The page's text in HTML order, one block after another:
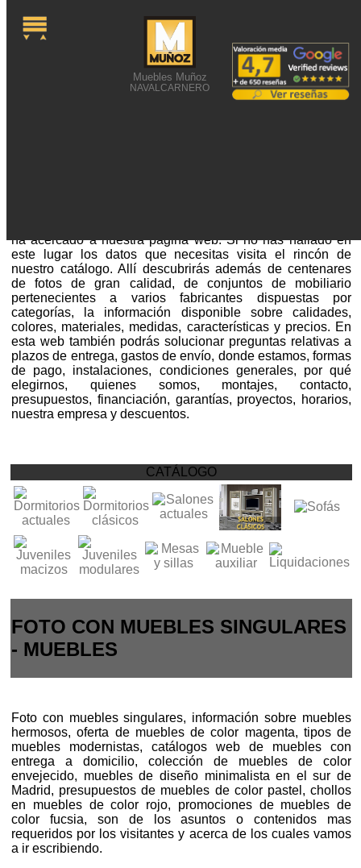
Muebles Muñoz
NAVALCARNERO
ha acercado a nuestra página web. Si no has hallado en
este lugar los datos que necesitas visita el rincón de
nuestro catálogo. Allí descubrirás además de centenares
de fotos de gran calidad, de conjuntos de mobiliario
pertenecientes a varios fabricantes dispuestas por
categorías, la información disponible sobre calidades,
colores, materiales, medidas, características y precios. En
esta web también podrás solucionar preguntas relativas a
plazos de entrega, gastos de envío, donde estamos, formas
de pago, instalaciones, condiciones generales, por qué
elegirnos, quienes somos, montajes, contacto,
presupuestos, financiación, garantías, proyectos, horarios,
nuestra empresa y descuentos.
CATÁLOGO
FOTO CON MUEBLES SINGULARES
- MUEBLES
Foto con muebles singulares, información sobre muebles
hermosos, oferta de muebles de color magenta, tipos de
muebles modernistas, catálogos web de muebles con
entrega a domicilio, colección de muebles de color
envejecido, muebles de diseño minimalista en el sur de
Madrid, presupuestos de muebles de color pastel, chollos
en muebles de color rojo, promociones de muebles de
color fucsia, son de los asuntos o contenidos mas
requeridos por los visitantes y acerca de los cuales vamos
a ir escribiendo.